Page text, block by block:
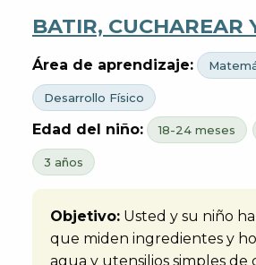
BATIR, CUCHAREAR
Área de aprendizaje:
Desarrollo Físico
Edad del niño: 18-24 meses
3 años
Objetivo: Usted y su niño
que miden ingredientes y
agua y utensilios simples de